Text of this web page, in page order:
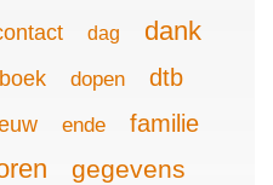
dag dank
dopen dtb
ende familie
gegevens